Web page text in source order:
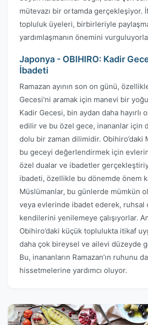
mütevazı bir ortamda gerçekleşiyor.
topluluk üyeleri, birbirleriyle
yardımlaşmanın önemini
Japonya - OBIHIRO: Kadir
İbadeti
Ramazan ayının son on günü,
Gecesi'ni aramak için manevi bir
Kadir Gecesi, bin aydan daha hayırlı
edilir ve bu özel gece, inananlar için
dolu bir zaman dilimidir. Obihiro’daki
bu geceyi değerlendirmek için
özel dualar ve ibadetler
ibadeti, özellikle bu dönemde önem
Müslümanlar, bu günlerde mümkün
veya evlerinde ibadet ederek, ruhsal
kendilerini yenilemeye çalışıyorlar.
Obihiro’daki küçük toplulukta itikaf
daha çok bireysel ve ailevi düzeyde
Bu, inananların Ramazan’ın ruhunu
hissetmelerine yardımcı oluyor.